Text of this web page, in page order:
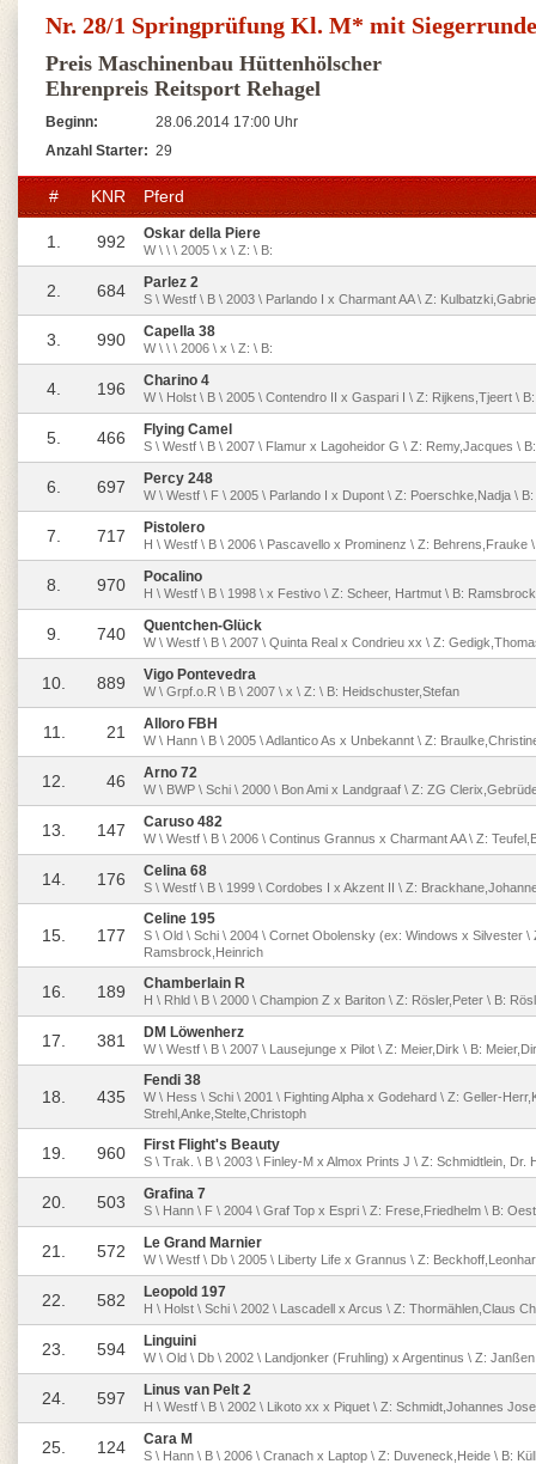
Nr. 28/1 Springprüfung Kl. M* mit
Preis Maschinenbau Hüttenhölscher
Ehrenpreis Reitsport Rehagel
Beginn:
28.06.2014 17:00 Uhr
Anzahl Starter: 29
# KNR Pferd
1. 992 Oskar della Piere
W \ \ \ 2005 \ x \ Z: \ B:
2. 684 Parlez 2
S \ Westf \ B \ 2003 \ Parlando I x Charmant AA \ Z:
3. 990 Capella 38
W \ \ \ 2006 \ x \ Z: \ B:
4. 196 Charino 4
W \ Holst \ B \ 2005 \ Contendro II x Gaspari I \ Z: Rijkens,Tjeert \
5. 466 Flying Camel
S \ Westf \ B \ 2007 \ Flamur x Lagoheidor G \ Z: Remy,Jacques \
6. 697 Percy 248
W \ Westf \ F \ 2005 \ Parlando I x Dupont \ Z: Poerschke,Nadja \
7. 717 Pistolero
H \ Westf \ B \ 2006 \ Pascavello x Prominenz \ Z: Behrens,Frauke
8. 970 Pocalino
H \ Westf \ B \ 1998 \ x Festivo \ Z: Scheer, Hartmut \ B:
9. 740 Quentchen-Glück
W \ Westf \ B \ 2007 \ Quinta Real x Condrieu xx \ Z:
10. 889 Vigo Pontevedra
W \ Grpf.o.R \ B \ 2007 \ x \ Z: \ B: Heidschuster,Stefan
11. 21 Alloro FBH
W \ Hann \ B \ 2005 \ Adlantico As x Unbekannt \ Z:
12. 46 Arno 72
W \ BWP \ Schi \ 2000 \ Bon Ami x Landgraaf \ Z: ZG
13. 147 Caruso 482
W \ Westf \ B \ 2006 \ Continus Grannus x Charmant AA \ Z:
14. 176 Celina 68
S \ Westf \ B \ 1999 \ Cordobes I x Akzent II \ Z:
15. 177
Celine 195
S \ Old \ Schi \ 2004 \ Cornet Obolensky (ex: Windows x Silvester
Ramsbrock,Heinrich
16. 189 Chamberlain R
H \ Rhld \ B \ 2000 \ Champion Z x Bariton \ Z: Rösler,Peter \ B:
17. 381 DM Löwenherz
W \ Westf \ B \ 2007 \ Lausejunge x Pilot \ Z: Meier,Dirk \ B:
18. 435
Fendi 38
W \ Hess \ Schi \ 2001 \ Fighting Alpha x Godehard \ Z: Geller-
Strehl,Anke,Stelte,Christoph
19. 960 First Flight's Beauty
S \ Trak. \ B \ 2003 \ Finley-M x Almox Prints J \ Z: Schmidtlein, Dr.
20. 503 Grafina 7
S \ Hann \ F \ 2004 \ Graf Top x Espri \ Z: Frese,Friedhelm \ B:
21. 572 Le Grand Marnier
W \ Westf \ Db \ 2005 \ Liberty Life x Grannus \ Z:
22. 582 Leopold 197
H \ Holst \ Schi \ 2002 \ Lascadell x Arcus \ Z: Thormählen,Claus
23. 594 Linguini
W \ Old \ Db \ 2002 \ Landjonker (Fruhling) x Argentinus \ Z:
24. 597 Linus van Pelt 2
H \ Westf \ B \ 2002 \ Likoto xx x Piquet \ Z: Schmidt,Johannes
25. 124 Cara M
S \ Hann \ B \ 2006 \ Cranach x Laptop \ Z: Duveneck,Heide \ B: